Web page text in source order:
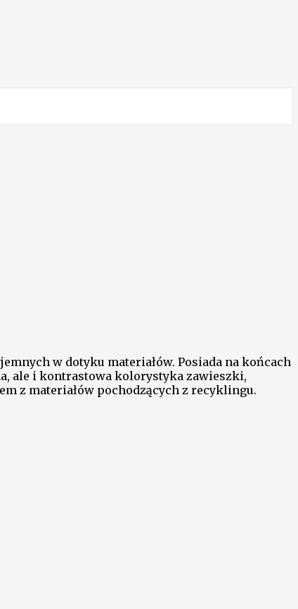
w dotyku materiałów. Posiada na końcach
ale i kontrastowa kolorystyka zawieszki,
z materiałów pochodzących z recyklingu.